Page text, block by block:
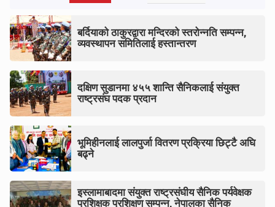
बर्दियाको ठाकुरद्वारा मन्दिरको स्तरोन्नति सम्पन्न,
व्यवस्थापन समितिलाई हस्तान्तरण
दक्षिण सुडानमा ४५५ शान्ति सैनिकलाई संयुक्त
राष्ट्रसंघ पदक प्रदान
भूमिहीनलाई लालपुर्जा वितरण प्रक्रिया छिट्टै अघि
बढ्ने
इस्लामाबादमा संयुक्त राष्ट्रसंघीय सैनिक पर्यवेक्षक
प्रशिक्षक प्रशिक्षण सम्पन्न, नेपालका सैनिक